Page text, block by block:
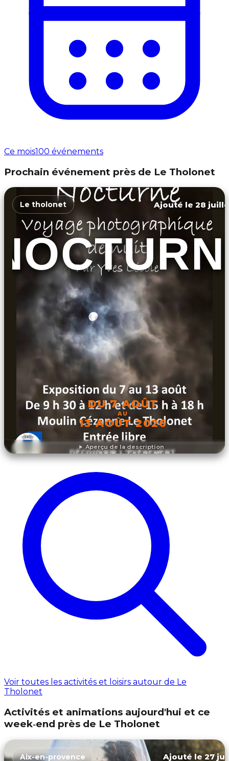
Ce mois100 événements
Prochain événement près de Le Tholonet
Aperçu de la description
Le tholonet Ajouté le 28
DU 7 AOÛT
AU
13 AOÛT 2026
DÉCOUVRIR L'ÉVÉNEMENT
Voir toutes les activités et loisirs autour de Le
Tholonet
Activités et animations aujourd'hui et ce
week‑end près de Le Tholonet
Aix-en-provence Ajouté le 27